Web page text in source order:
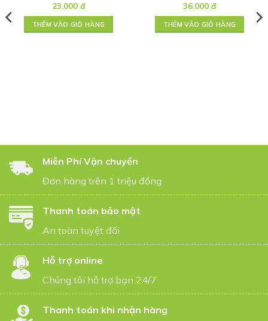
23.000 đ
THÊM VÀO GIỎ HÀNG
36.000 đ
THÊM VÀO GIỎ HÀNG
Miễn Phí Vận chuyển
Đơn hàng trên 1 triệu đồng
Thanh toán bảo mật
An toàn tuyệt đối
Hỗ trợ online
Chúng tôi hỗ trợ bạn 24/7
Thanh toán khi nhận hàng